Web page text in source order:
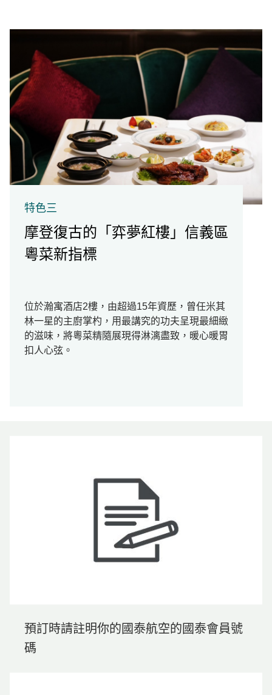
特色三
摩登復古的「弈夢紅樓」信義區
粵菜新指標
位於瀚寓酒店2樓，由超過15年資歷，曾任米其
林一星的主廚掌杓，用最講究的功夫呈現最細緻
的滋味，將粵菜精隨展現得淋漓盡致，暖心暖胃
扣人心弦。
預訂時請註明你的國泰航空的國泰會員號
碼